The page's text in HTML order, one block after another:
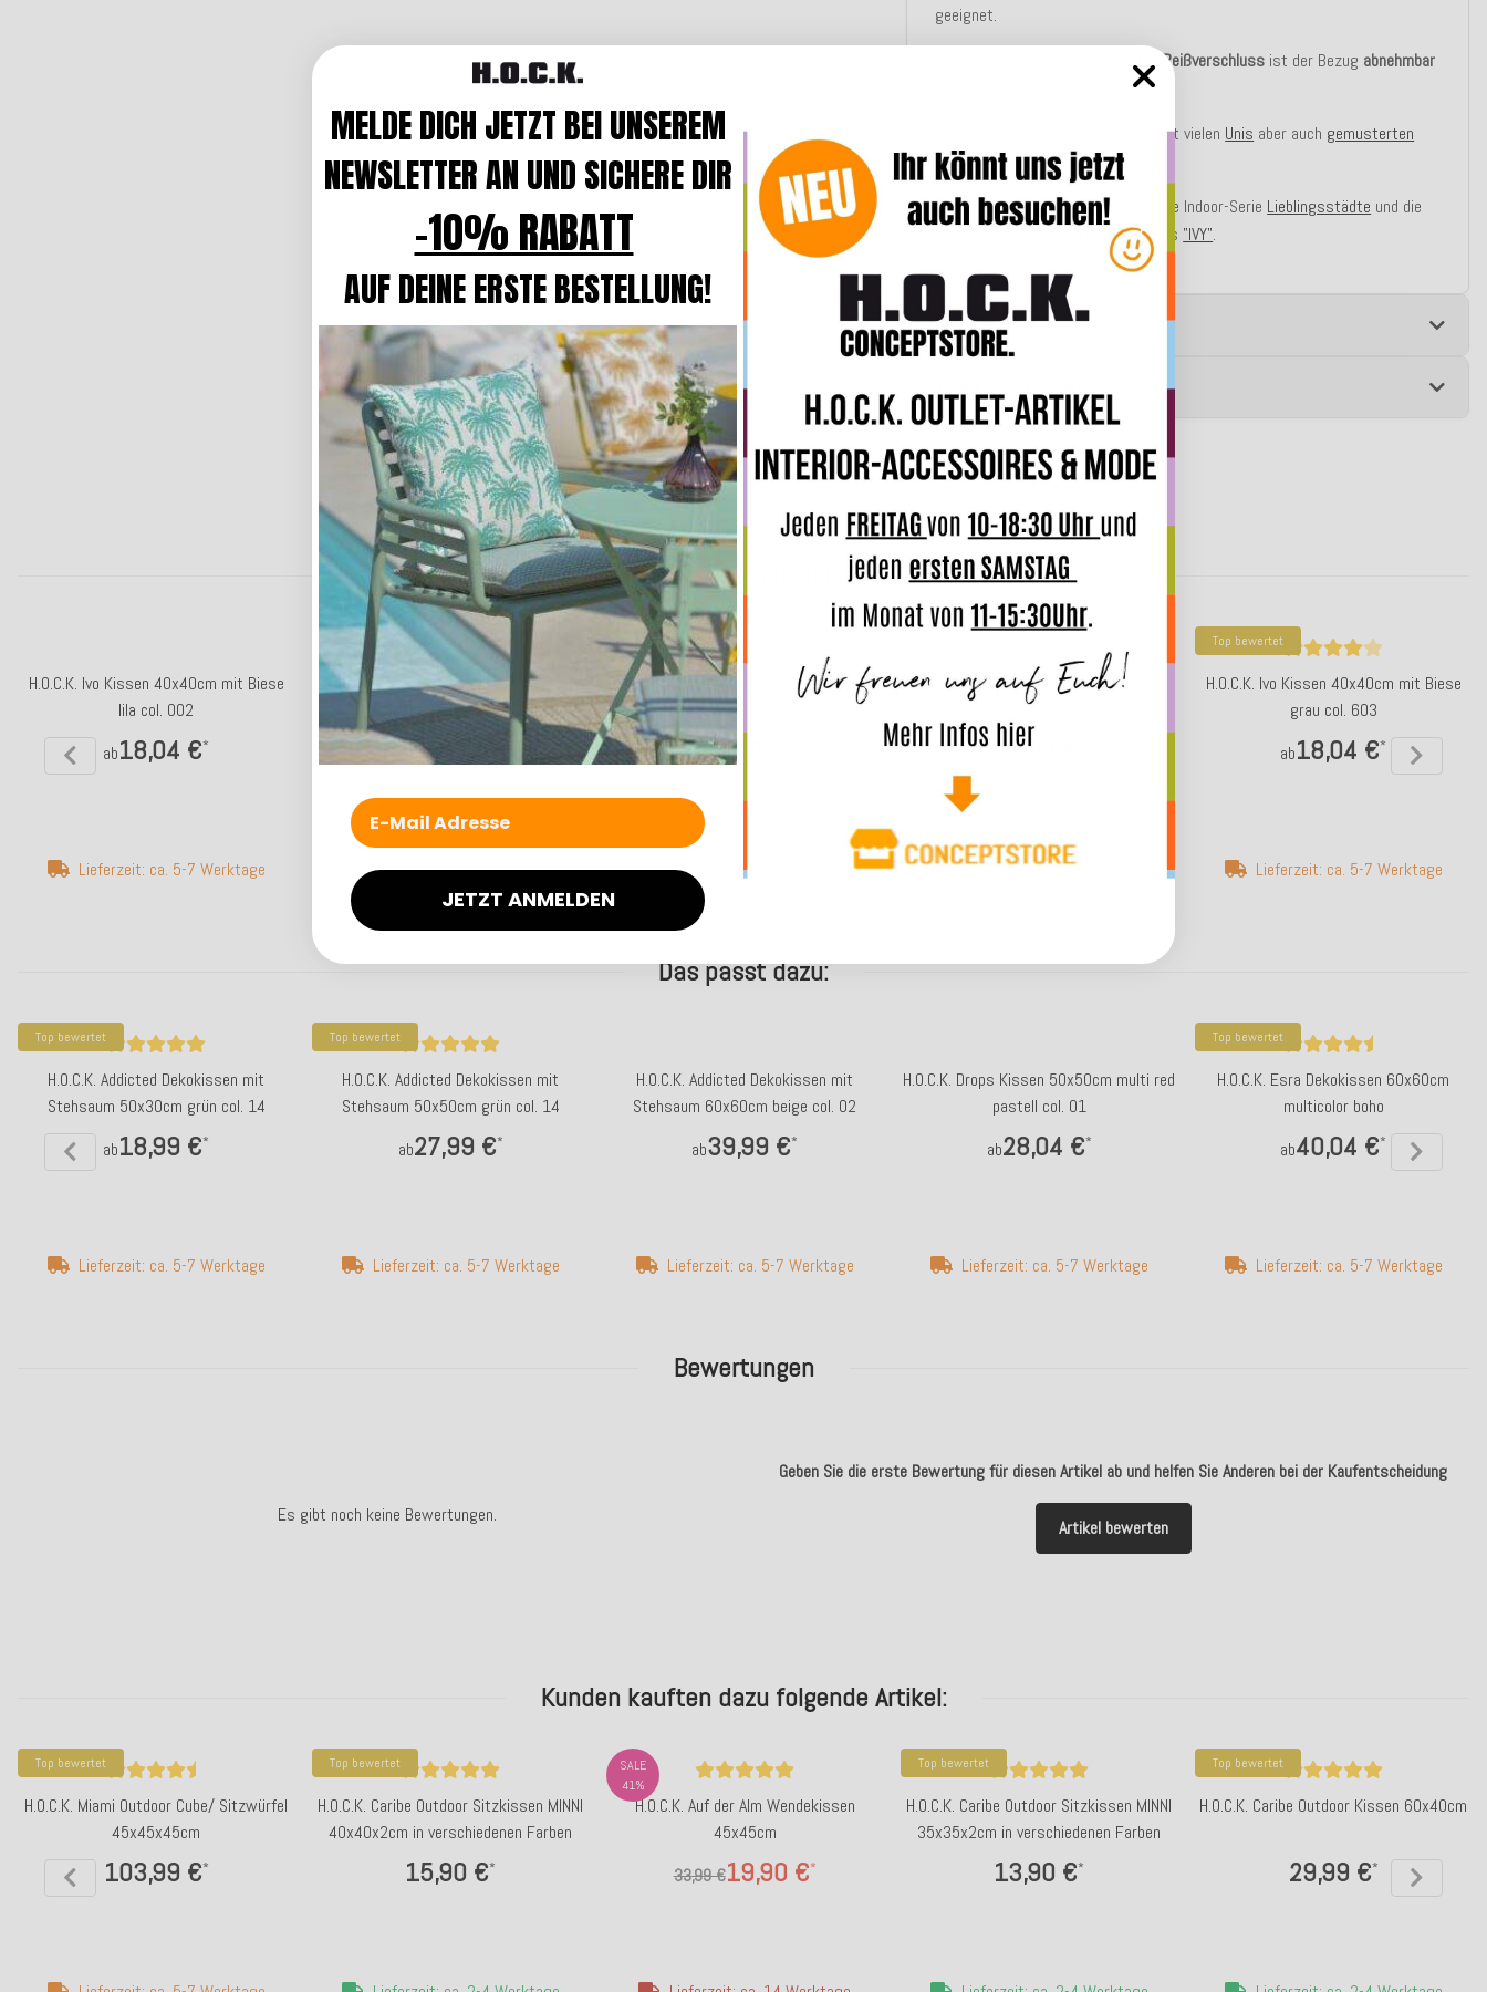
geeignet.
Durch einen verdeckt eingenähtenReißverschluss ist der Bezug abnehmbar
Der Hocker lässt sich wunderbar mit vielen Unis aber auch gemusterten
Kissenkombinieren.
Unsere Kombinationsempfehlung:
Die Indoor-Serie Lieblingsstädte und die
ähnlich gemusterten Kissen namens "IVY".
Merkmale
Bewertungen
Geben Sie die erste Bewertung für diesen Artikel ab und helfen Sie Anderen bei der Kaufentscheidung
Artikel bewerten
Es gibt noch keine Bewertungen.
Weitere Produkte aus der Serie Ivo
H.O.C.K. Ivo Kissen 40x40cm mit Biese
lila col. 002
ab18,04 €*
Lieferzeit: ca. 5-7 Werktage
H.O.C.K. Ivo Sitzkissen mit Biese BLISS
40x40x6cm coral / orange col. 900
26,99 €
Lieferzeit: ca. 2-4 Werktage
H.O.C.K. Ivo Sitzkissen mit Biese BLISS
40x40x6cm blau col. 704
26,99 €
Lieferzeit: ca. 2-4 Werktage
H.O.C.K. Ivo Sitzkissen mit Biese BLISS
40x40x6cm rot / bordeaux col. 304
26,99 €
Lieferzeit: ca. 5-7 Werktage
Top bewertet
H.O.C.K. Ivo Kissen 40x40cm mit Biese
grau col. 603
ab18,04 €*
Lieferzeit: ca. 5-7 Werktage
Das passt dazu:
Top bewertet
H.O.C.K. Addicted Dekokissen mit
Stehsaum 50x30cm grün col. 14
ab18,99 €*
Lieferzeit: ca. 5-7 Werktage
Top bewertet
H.O.C.K. Addicted Dekokissen mit
Stehsaum 50x50cm grün col. 14
ab27,99 €*
Lieferzeit: ca. 5-7 Werktage
H.O.C.K. Addicted Dekokissen mit
Stehsaum 60x60cm beige col. 02
ab39,99 €*
Lieferzeit: ca. 5-7 Werktage
H.O.C.K. Drops Kissen 50x50cm multi red
pastell col. 01
ab28,04 €*
Lieferzeit: ca. 5-7 Werktage
Top bewertet
H.O.C.K. Esra Dekokissen 60x60cm
multicolor boho
ab40,04 €*
Lieferzeit: ca. 5-7 Werktage
Kunden kauften dazu folgende Artikel:
Top bewertet
H.O.C.K. Miami Outdoor Cube/ Sitzwürfel
45x45x45cm
103,99 €*
Top bewertet
H.O.C.K. Caribe Outdoor Sitzkissen MINNI
40x40x2cm in verschiedenen Farben
15,90 €*
SALE
41%
H.O.C.K. Auf der Alm Wendekissen
45x45cm
19,90 €*
33,99 €
Top bewertet
H.O.C.K. Caribe Outdoor Sitzkissen MINNI
35x35x2cm in verschiedenen Farben
13,90 €*
Top bewertet
H.O.C.K. Caribe Outdoor Kissen 60x40cm
29,99 €*
MELDE DICH JETZT BEI UNSEREM
NEWSLETTER AN UND SICHERE DIR
-10% RABATT
AUF DEINE ERSTE BESTELLUNG!
JETZT ANMELDEN